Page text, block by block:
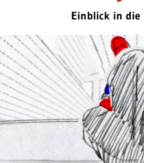
Einblick in die